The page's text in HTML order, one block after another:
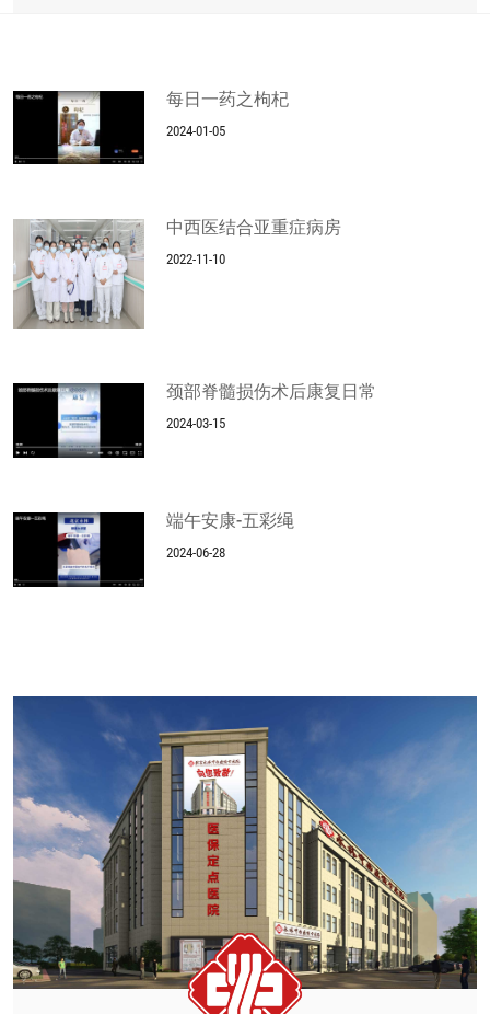
每日一药之枸杞
2024-01-05
中西医结合亚重症病房
2022-11-10
颈部脊髓损伤术后康复日常
2024-03-15
端午安康-五彩绳
2024-06-28